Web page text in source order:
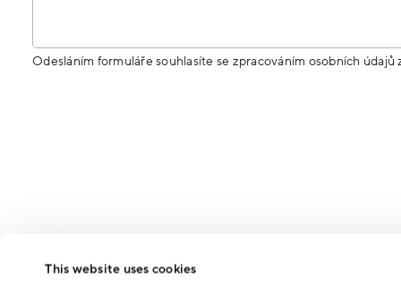
This website uses cookies
Odesláním formuláře souhlasíte se zpracováním osobních údajů